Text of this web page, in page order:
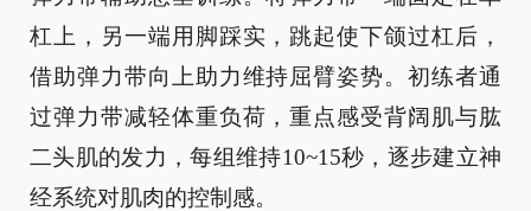
杠上，另一端用脚踩实，跳起使下颌过杠后，
借助弹力带向上助力维持屈臂姿势。初练者通
过弹力带减轻体重负荷，重点感受背阔肌与肱
二头肌的发力，每组维持10~15秒，逐步建立神
经系统对肌肉的控制感。